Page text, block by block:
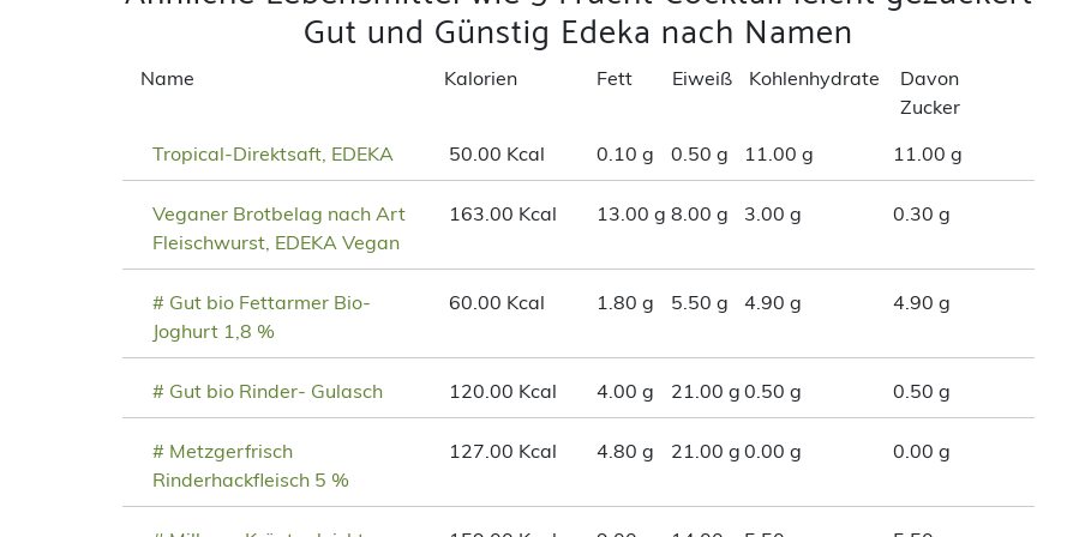
Gut und Günstig Edeka nach Namen
Name Kalorien Fett Eiweiß Kohlenhydrate
Davon
Zucker
Tropical-Direktsaft, EDEKA
50.00 Kcal 0.10 g 0.50 g 11.00 g 11.00 g
Veganer Brotbelag nach Art
Fleischwurst, EDEKA Vegan
163.00 Kcal 13.00 g 8.00 g 3.00 g 0.30 g
# Gut bio Fettarmer Bio-
Joghurt 1,8 %
60.00 Kcal 1.80 g 5.50 g 4.90 g 4.90 g
# Gut bio Rinder- Gulasch 120.00 Kcal 4.00 g 21.00 g 0.50 g 0.50 g
# Metzgerfrisch
Rinderhackfleisch 5 %
127.00 Kcal 4.80 g 21.00 g 0.00 g 0.00 g